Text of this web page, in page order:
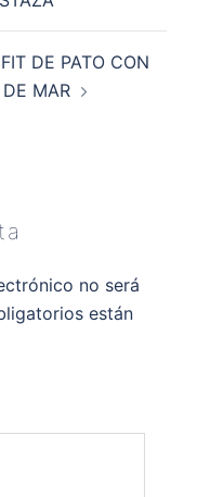
DE PATO CON
MAR
no será
están